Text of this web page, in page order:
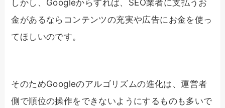
しかし、Googleからすれば、SEO業者に支払うお
金があるならコンテンツの充実や広告にお金を使っ
てほしいのです。
そのためGoogleのアルゴリズムの進化は、運営者
側で順位の操作をできないようにするものも多いで